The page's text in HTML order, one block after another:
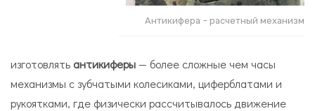
Антикифера – расчетный механизм
изготовлять антикиферы — более сложные чем часы
механизмы с зубчатыми колесиками, циферблатами и
рукоятками, где физически рассчитывалось движение